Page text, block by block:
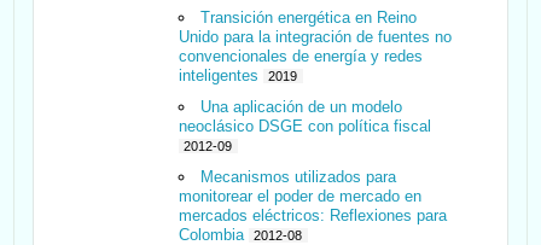
Transición energética en Reino
Unido para la integración de fuentes no
convencionales de energía y redes
inteligentes
2019
Una aplicación de un modelo
neoclásico DSGE con política fiscal
2012-09
Mecanismos utilizados para
monitorear el poder de mercado en
mercados eléctricos: Reflexiones para
Colombia
2012-08